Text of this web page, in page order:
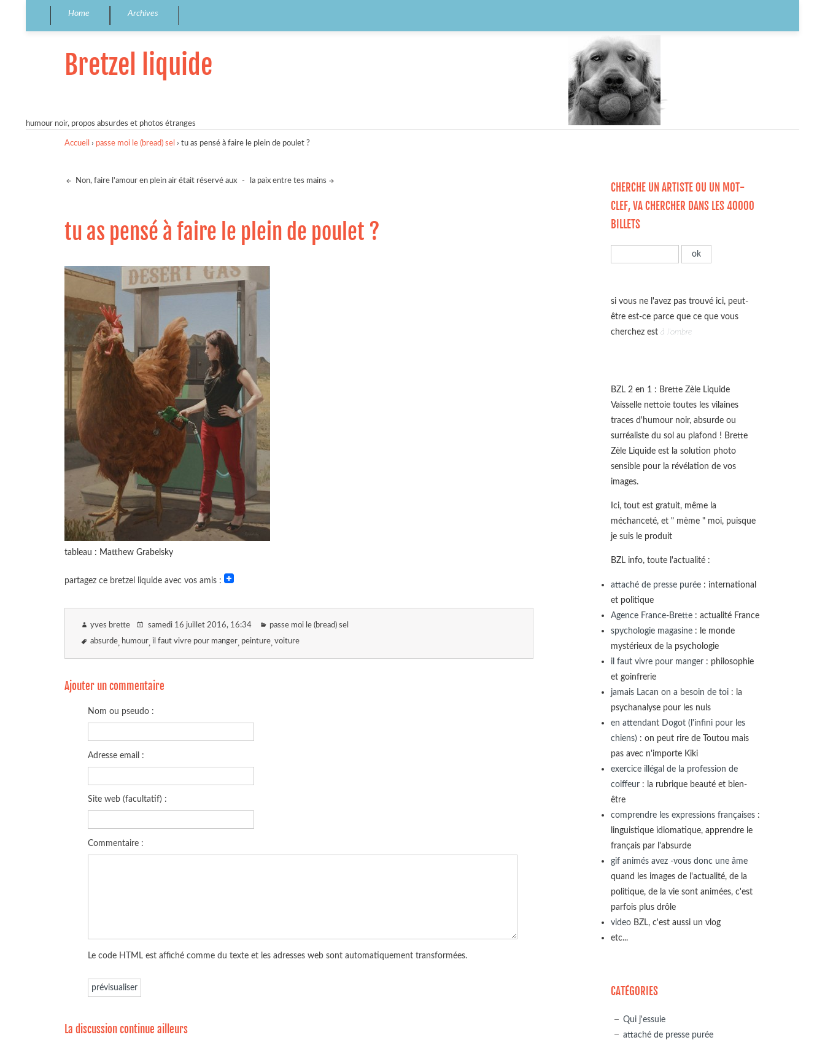
Home Archives
Bretzel liquide
humour noir, propos absurdes et photos étranges
Accueil › passe moi le (bread) sel › tu as pensé à faire le plein de poulet ?
Non, faire l'amour en plein air était réservé aux - la paix entre tes mains
tu as pensé à faire le plein de poulet ?
tableau : Matthew Grabelsky
partagez ce bretzel liquide avec vos amis :
yves brette samedi 16 juillet 2016, 16:34 passe moi le (bread) sel
absurde humour il faut vivre pour manger peinture voiture
Ajouter un commentaire
Nom ou pseudo :
Adresse email :
Site web (facultatif) :
Commentaire :
Le code HTML est affiché comme du texte et les adresses web sont automatiquement transformées.
La discussion continue ailleurs
CHERCHE UN ARTISTE OU UN MOT-
CLEF, VA CHERCHER DANS LES 40000
BILLETS
si vous ne l'avez pas trouvé ici, peut-
être est-ce parce que ce que vous
cherchez està l'ombre
BZL 2 en 1 : Brette Zèle Liquide
Vaisselle nettoie toutes les vilaines
traces d'humour noir, absurde ou
surréaliste du sol au plafond ! Brette
Zèle Liquide est la solution photo
sensible pour la révélation de vos
images.
Ici, tout est gratuit, même la
méchanceté, et " mème " moi, puisque
je suis le produit
BZL info, toute l'actualité :
attaché de presse purée : international
et politique
Agence France-Brette : actualité France
spychologie magasine : le monde
mystérieux de la psychologie
il faut vivre pour manger : philosophie
et goinfrerie
jamais Lacan on a besoin de toi : la
psychanalyse pour les nuls
en attendant Dogot (l'infini pour les
chiens) : on peut rire de Toutou mais
pas avec n'importe Kiki
exercice illégal de la profession de
coiffeur : la rubrique beauté et bien-
être
comprendre les expressions françaises :
linguistique idiomatique, apprendre le
français par l'absurde
gif animés avez -vous donc une âme
quand les images de l'actualité, de la
politique, de la vie sont animées, c'est
parfois plus drôle
video BZL, c'est aussi un vlog
etc...
CATÉGORIES
Qui j'essuie
attaché de presse purée